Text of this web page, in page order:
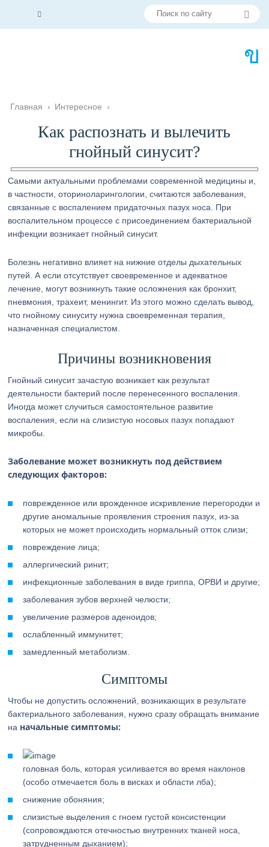
Главная › Интересное ›
Как распознать и вылечить
гнойный синусит?
Самыми актуальными проблемами современной медицины и,
в частности, оториноларингологии, считаются заболевания,
связанные с воспалением придаточных пазух носа. При
воспалительном процессе с присоединением бактериальной
инфекции возникает гнойный синусит.
Болезнь негативно влияет на нижние отделы дыхательных
путей. А если отсутствует своевременное и адекватное
лечение, могут возникнуть такие осложнения как бронхит,
пневмония, трахеит, менингит. Из этого можно сделать вывод,
что гнойному синуситу нужна своевременная терапия,
назначенная специалистом.
Причины возникновения
Гнойный синусит зачастую возникает как результат
деятельности бактерий после перенесенного воспаления.
Иногда может случиться самостоятельное развитие
воспаления, если на слизистую носовых пазух попадают
микробы.
Заболевание может возникнуть под действием
следующих факторов:
поврежденное или врожденное искривление перегородки и
другие аномальные проявления строения пазух, из-за
которых не может происходить нормальный отток слизи;
повреждение лица;
аллергический ринит;
инфекционные заболевания в виде гриппа, ОРВИ и другие;
заболевания зубов верхней челюсти;
увеличение размеров аденоидов;
ослабленный иммунитет;
замедленный метаболизм.
Симптомы
Чтобы не допустить осложнений, возникающих в результате
бактериального заболевания, нужно сразу обращать внимание
на начальные симптомы:
головная боль, которая усиливается во время наклонов
(особо отмечается боль в висках и области лба);
снижение обоняния;
слизистые выделения с гноем густой консистенции
(сопровождаются отечностью внутренних тканей носа,
затрудненным дыханием);